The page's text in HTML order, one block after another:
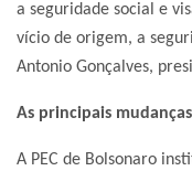
a seguridade social e
vício de origem, a
Antonio Gonçalves,
As principais
A PEC de Bolsonaro